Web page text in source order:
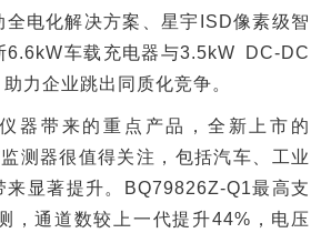
电化解决方案、星宇ISD像素级智
6.6kW车载充电器与3.5kW DC-DC
力企业跳出同质化竞争。
带来的重点产品，全新上市的
测器很值得关注，包括汽车、工业
来显著提升。BQ79826Z-Q1最高支
，通道数较上一代提升44%，电压